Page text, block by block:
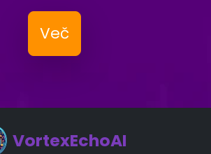
Več
VortexEchoAI